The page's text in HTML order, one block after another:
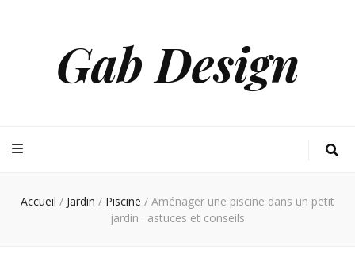
Gab Design
Accueil / Jardin / Piscine / Aménager une piscine dans un petit
jardin : astuces et conseils